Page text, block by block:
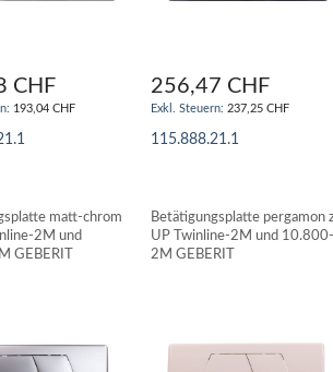
CHF
193,04 CHF
256,47 CHF
237,25 CHF
115.888.21.1
matt-chrom
2M und
GEBERIT
Betätigungsplatte pergamon
UP Twinline-2M und 10.800-
2M GEBERIT